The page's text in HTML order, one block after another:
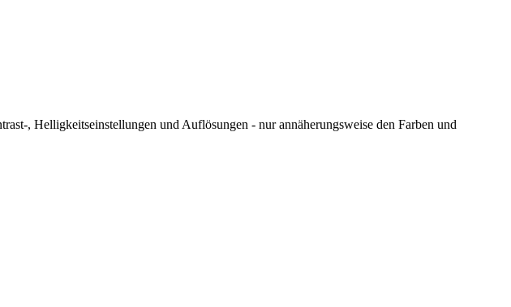
, Helligkeitseinstellungen und Auflösungen - nur annäherungsweise den Farben und